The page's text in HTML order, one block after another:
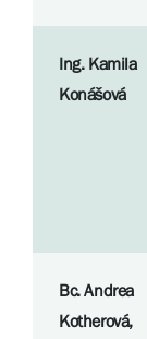
Ing. Kamila
Konášová
Bc. Andrea
Kotherová,